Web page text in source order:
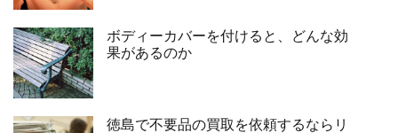
ボディーカバーを付けると、どんな効
果があるのか
徳島で不要品の買取を依頼するならリ